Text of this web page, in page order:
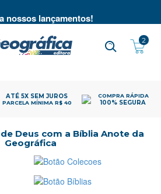
nossos lançamentos!
2
ATÉ 5X SEM JUROS
PARCELA MÍNIMA R$ 40
COMPRA RÁPIDA
100% SEGURA
Deus com a Bíblia Anote da
Geográfica
Coleções